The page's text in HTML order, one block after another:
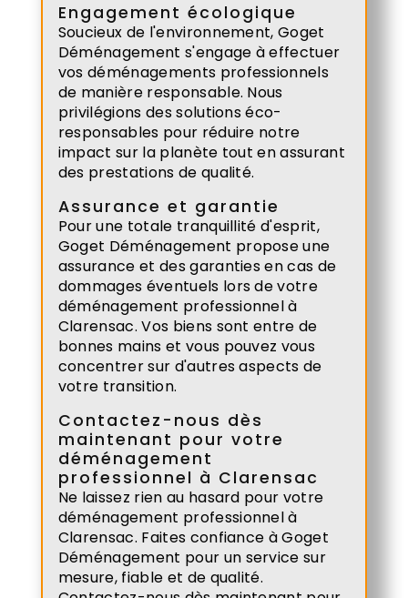
Engagement écologique
Soucieux de l'environnement, Goget
Déménagement s'engage à effectuer
vos déménagements professionnels
de manière responsable. Nous
privilégions des solutions éco-
responsables pour réduire notre
impact sur la planète tout en assurant
des prestations de qualité.
Assurance et garantie
Pour une totale tranquillité d'esprit,
Goget Déménagement propose une
assurance et des garanties en cas de
dommages éventuels lors de votre
déménagement professionnel à
Clarensac. Vos biens sont entre de
bonnes mains et vous pouvez vous
concentrer sur d'autres aspects de
votre transition.
Contactez-nous dès
maintenant pour votre
déménagement
professionnel à Clarensac
Ne laissez rien au hasard pour votre
déménagement professionnel à
Clarensac. Faites confiance à Goget
Déménagement pour un service sur
mesure, fiable et de qualité.